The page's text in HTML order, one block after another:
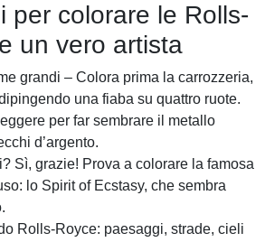
per colorare le Rolls-
un vero artista
grandi – Colora prima la carrozzeria,
una fiaba su quattro ruote.
per far sembrare il metallo
d’argento.
Sì, grazie! Prova a colorare la famosa
lo Spirit of Ecstasy, che sembra
Rolls-Royce: paesaggi, strade, cieli